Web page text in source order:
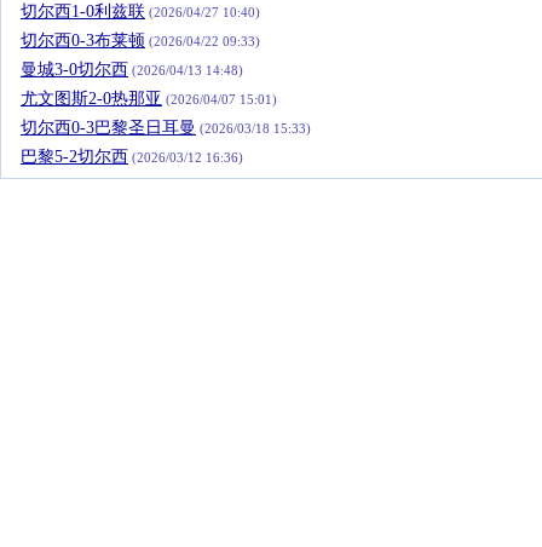
切尔西1-0利兹联 (2026/04/27 10:40)
切尔西0-3布莱顿 (2026/04/22 09:33)
曼城3-0切尔西 (2026/04/13 14:48)
尤文图斯2-0热那亚 (2026/04/07 15:01)
切尔西0-3巴黎圣日耳曼 (2026/03/18 15:33)
巴黎5-2切尔西 (2026/03/12 16:36)